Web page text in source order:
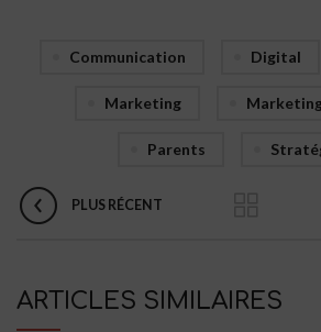
Communication Digital
Marketing
Parents
PLUS RÉCENT
ARTICLES SIMILAIRES